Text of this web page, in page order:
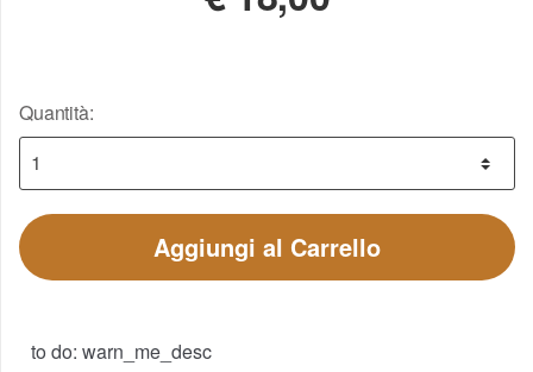
Quantità:
Aggiungi al Carrello
to do: warn_me_desc